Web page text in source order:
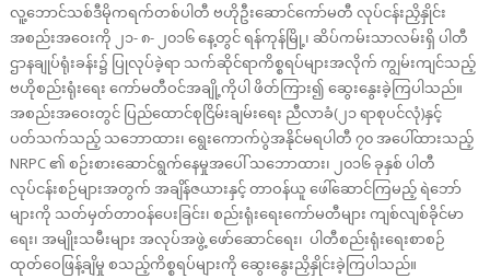
လူ့ဘောင်သစ်ဒီမိုကရက်တစ်ပါတီ ဗဟိုဦးဆောင်ကော်မတီ လုပ်ငန်းညှိနှိုင်း
အစည်းအဝေးကို ၂၁- ၈- ၂၀၁၆ နေ့တွင် ရန်ကုန်မြို့၊ ဆိပ်ကမ်းသာလမ်းရှိ ပါတီ
ဌာနချုပ်ရုံးခန်း၌ ပြုလုပ်ခဲ့ရာ သက်ဆိုင်ရာကိစ္စရပ်များအလိုက် ကျွမ်းကျင်သည့်
ဗဟိုစည်းရုံးရေး ကော်မတီဝင်အချို့ကိုပါ ဖိတ်ကြား၍ ဆွေးနွေးခဲ့ကြပါသည်။
အစည်းအဝေးတွင် ပြည်ထောင်စုငြိမ်းချမ်းရေး ညီလာခံ(၂၁ ရာစုပင်လုံ)နှင့်
ပတ်သက်သည့် သဘောထား၊ ရွေးကောက်ပွဲအနိုင်မရပါတီ ၇၀ အပေါ်ထားသည့်
NRPC ၏ စဉ်းစားဆောင်ရွက်နေမှုအပေါ် သဘောထား၊ ၂၀၁၆ ခုနှစ် ပါတီ
လုပ်ငန်းစဉ်များအတွက် အချိန်ဇယားနှင့် တာဝန်ယူ ဖေါ်ဆောင်ကြမည့် ရဲဘော်
များကို သတ်မှတ်တာဝန်ပေးခြင်း၊ စည်းရုံးရေးကော်မတီများ ကျစ်လျစ်ခိုင်မာ
ရေး၊ အမျိုးသမီးများ အလုပ်အဖွဲ့ ဖော်ဆောင်ရေး၊ ပါတီစည်းရုံးရေးစာစဉ်
ထုတ်ဝေဖြန့်ချိမှု စသည့်ကိစ္စရပ်များကို ဆွေးနွေးညှိနှိုင်းခဲ့ကြပါသည်။